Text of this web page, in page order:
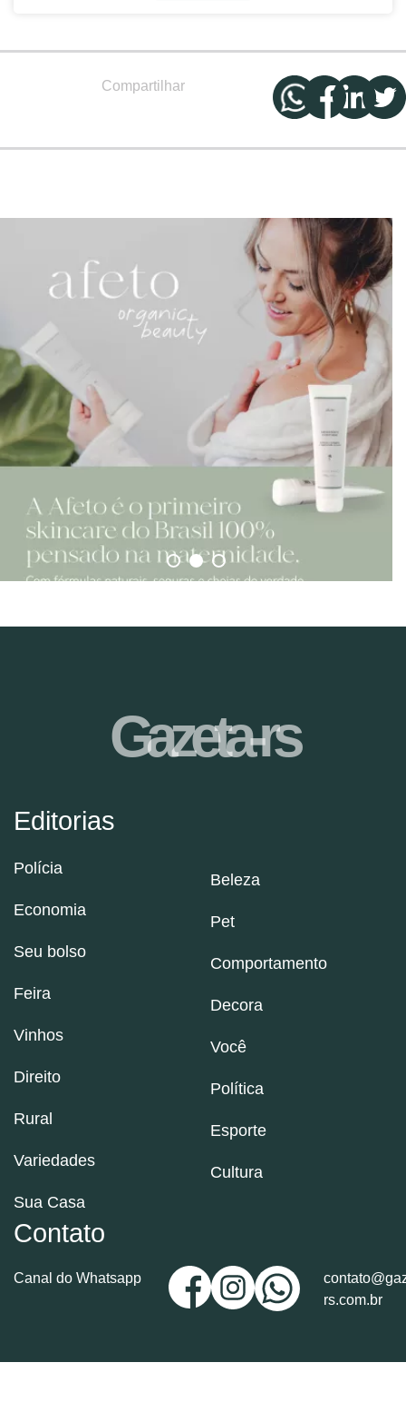
Compartilhar
Editorias
Polícia
Economia
Seu bolso
Feira
Vinhos
Direito
Rural
Variedades
Sua Casa
Beleza
Pet
Comportamento
Decora
Você
Política
Esporte
Cultura
Contato
Canal do Whatsapp
rs.com.br
Gazeta-rs